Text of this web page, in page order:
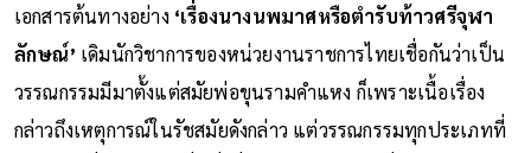
เอกสารต้นทางอย่าง ‘เรื่องนางนพมาศหรือตำรับท้าวศรีจุฬา
ลักษณ์’ เดิมนักวิชาการของหน่วยงานราชการไทยเชื่อกันว่าเป็น
วรรณกรรมมีมาตั้งแต่สมัยพ่อขุนรามคำแหง ก็เพราะเนื้อเรื่อง
กล่าวถึงเหตุการณ์ในรัชสมัยดังกล่าว แต่วรรณกรรมทุกประเภทที่